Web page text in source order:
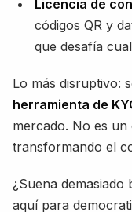
Licencia de
códigos QR y
que desafía
Lo más disruptivo:
herramienta de
mercado. No es un
transformando el
¿Suena demasiado
aquí para